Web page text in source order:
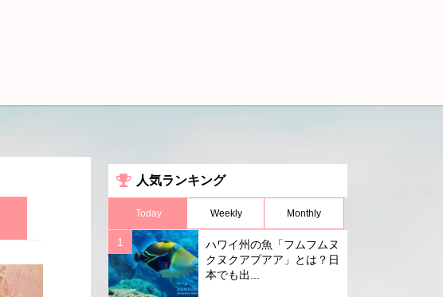
ー
人気ランキング
Today Weekly Monthly
ハワイ州の魚「フムフムヌ
クヌクアプアア」とは？日
本でも出...